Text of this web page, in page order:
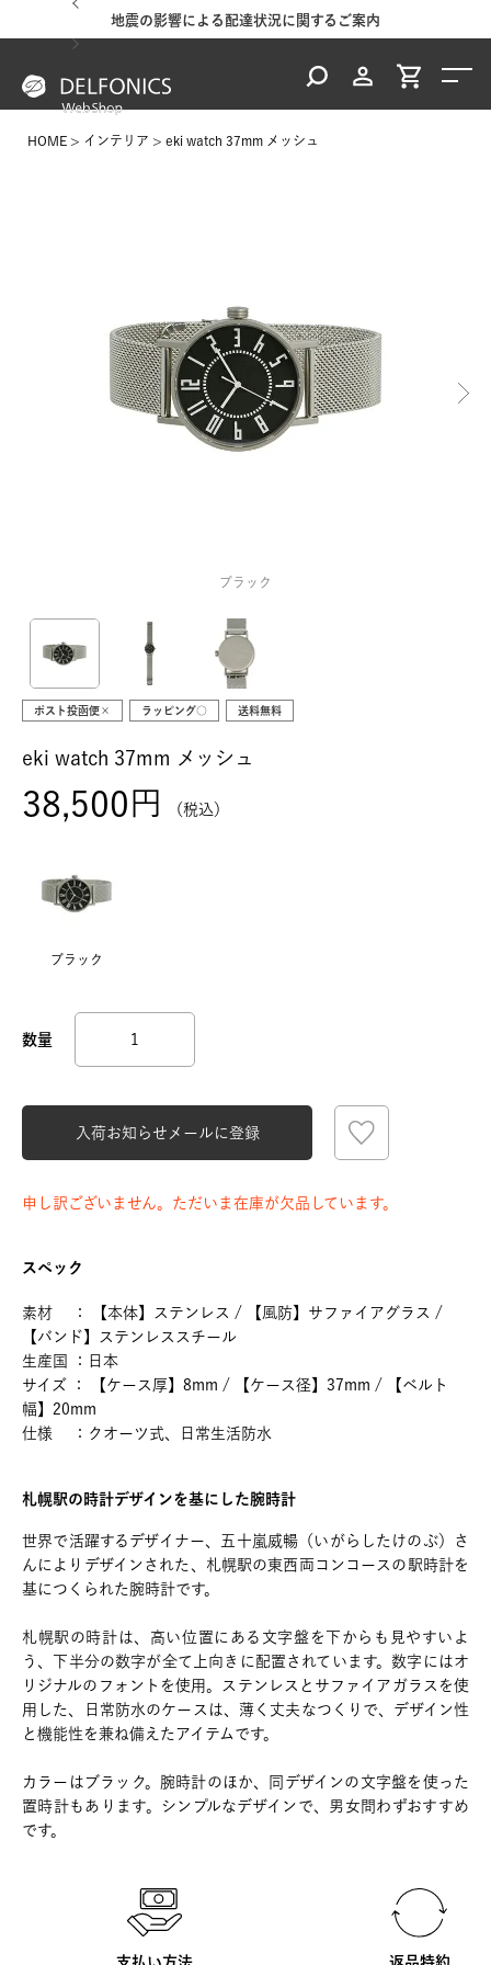
地震の影響による配達状況に関するご案内
HOME インテリア eki watch 37mm メッシュ
ブラック
ポスト投函便× ラッピング○ 送料無料
eki watch 37mm メッシュ
38,500 税込
ブラック
入荷お知らせメールに登録
申し訳ございません。ただいま在庫が欠品しています。
スペック
素材 ： 【本体】ステンレス / 【風防】サファイアグラス /
【バンド】ステンレススチール
生産国 ：日本
サイズ ： 【ケース厚】8mm / 【ケース径】37mm / 【ベルト
幅】20mm
仕様 ：クオーツ式、日常生活防水
札幌駅の時計デザインを基にした腕時計
世界で活躍するデザイナー、五十嵐威暢（いがらしたけのぶ）さ
んによりデザインされた、札幌駅の東西両コンコースの駅時計を
基につくられた腕時計です。
札幌駅の時計は、高い位置にある文字盤を下からも見やすいよ
う、下半分の数字が全て上向きに配置されています。数字にはオ
リジナルのフォントを使用。ステンレスとサファイアガラスを使
用した、日常防水のケースは、薄く丈夫なつくりで、デザイン性
と機能性を兼ね備えたアイテムです。
カラーはブラック。腕時計のほか、同デザインの文字盤を使った
置時計もあります。シンプルなデザインで、男女問わずおすすめ
です。
支払い方法 返品特約